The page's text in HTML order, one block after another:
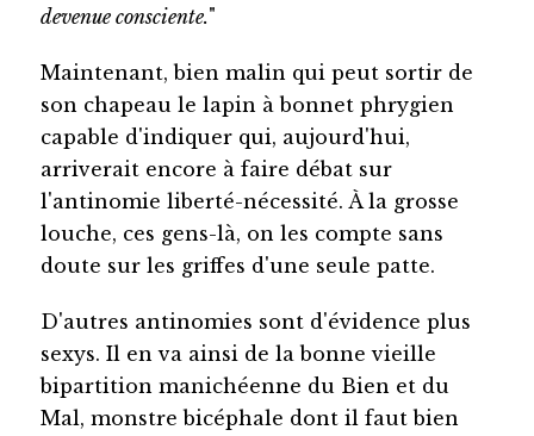
devenue consciente."
Maintenant, bien malin qui peut sortir de
son chapeau le lapin à bonnet phrygien
capable d'indiquer qui, aujourd'hui,
arriverait encore à faire débat sur
l'antinomie liberté-nécessité. À la grosse
louche, ces gens-là, on les compte sans
doute sur les griffes d'une seule patte.
D'autres antinomies sont d'évidence plus
sexys. Il en va ainsi de la bonne vieille
bipartition manichéenne du Bien et du
Mal, monstre bicéphale dont il faut bien